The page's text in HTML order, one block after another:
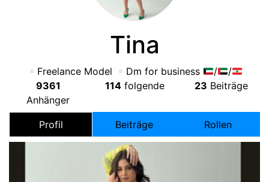
Tina
Freelance Model Dm for business /
/
9361
Anhänger
114folgende 23 Beiträge
Profil Beiträge Rollen